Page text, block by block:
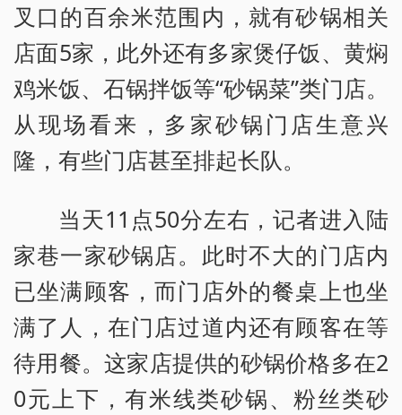
叉口的百余米范围内，就有砂锅相关
店面5家，此外还有多家煲仔饭、黄焖
鸡米饭、石锅拌饭等“砂锅菜”类门店。
从现场看来，多家砂锅门店生意兴
隆，有些门店甚至排起长队。
当天11点50分左右，记者进入陆
家巷一家砂锅店。此时不大的门店内
已坐满顾客，而门店外的餐桌上也坐
满了人，在门店过道内还有顾客在等
待用餐。这家店提供的砂锅价格多在2
0元上下，有米线类砂锅、粉丝类砂